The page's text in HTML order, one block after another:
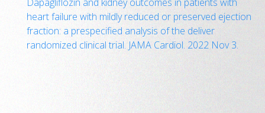
heart failure with mildly reduced or preserved ejection
fraction: a prespecified analysis of the deliver
randomized clinical trial. JAMA Cardiol. 2022 Nov 3.